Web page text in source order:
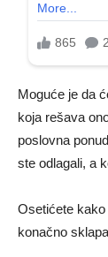
Moguće je da
koja rešava
poslovna
ste odlagali, a
Osetićete
konačno